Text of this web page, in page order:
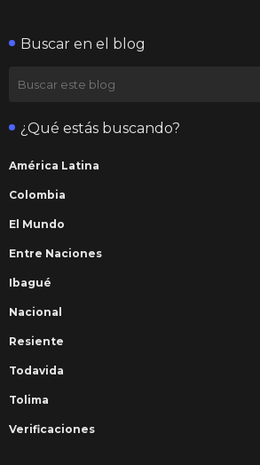
Buscar en el blog
¿Qué estás buscando?
América Latina
Colombia
El Mundo
Entre Naciones
Ibagué
Nacional
Resiente
Todavida
Tolima
Verificaciones